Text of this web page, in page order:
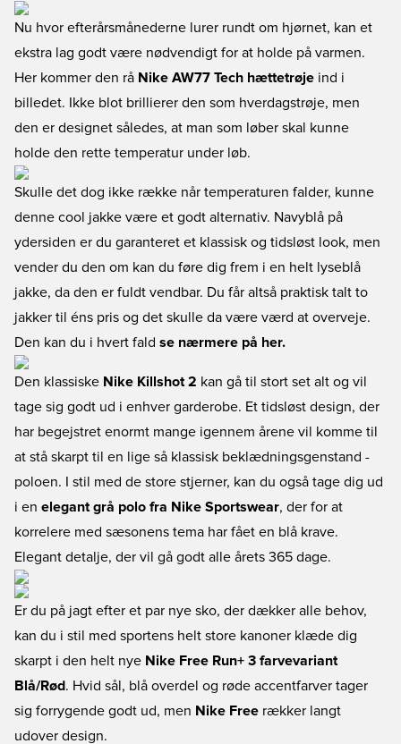
Nu hvor efterårsmånederne lurer rundt om hjørnet, kan et
ekstra lag godt være nødvendigt for at holde på varmen.
Her kommer den rå Nike AW77 Tech hættetrøje ind i
billedet. Ikke blot brillierer den som hverdagstrøje, men
den er designet således, at man som løber skal kunne
holde den rette temperatur under løb.
Skulle det dog ikke række når temperaturen falder, kunne
denne cool jakke være et godt alternativ. Navyblå på
ydersiden er du garanteret et klassisk og tidsløst look, men
vender du den om kan du føre dig frem i en helt lyseblå
jakke, da den er fuldt vendbar. Du får altså praktisk talt to
jakker til éns pris og det skulle da være værd at overveje.
Den kan du i hvert fald se nærmere på her.
Den klassiske Nike Killshot 2 kan gå til stort set alt og vil
tage sig godt ud i enhver garderobe. Et tidsløst design, der
har begejstret enormt mange igennem årene vil komme til
at stå skarpt til en lige så klassisk beklædningsgenstand -
poloen. I stil med de store stjerner, kan du også tage dig ud
i en elegant grå polo fra Nike Sportswear, der for at
korrelere med sæsonens tema har fået en blå krave.
Elegant detalje, der vil gå godt alle årets 365 dage.
Er du på jagt efter et par nye sko, der dækker alle behov,
kan du i stil med sportens helt store kanoner klæde dig
skarpt i den helt nye Nike Free Run+ 3 farvevariant
Blå/Rød. Hvid sål, blå overdel og røde accentfarver tager
sig forrygende godt ud, men Nike Free rækker langt
udover design.